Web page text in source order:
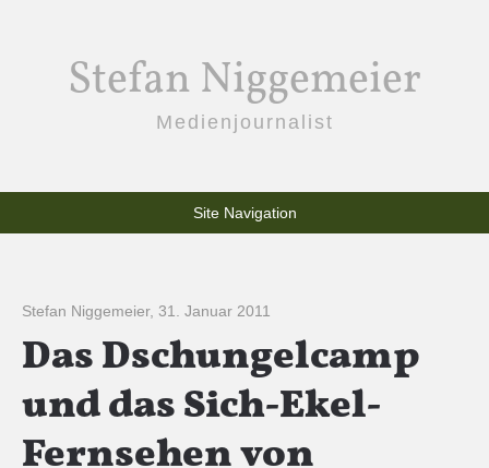
Stefan Niggemeier
Medienjournalist
Site Navigation
Stefan Niggemeier, 31. Januar 2011
Das Dschungelcamp
und das Sich-Ekel-
Fernsehen von